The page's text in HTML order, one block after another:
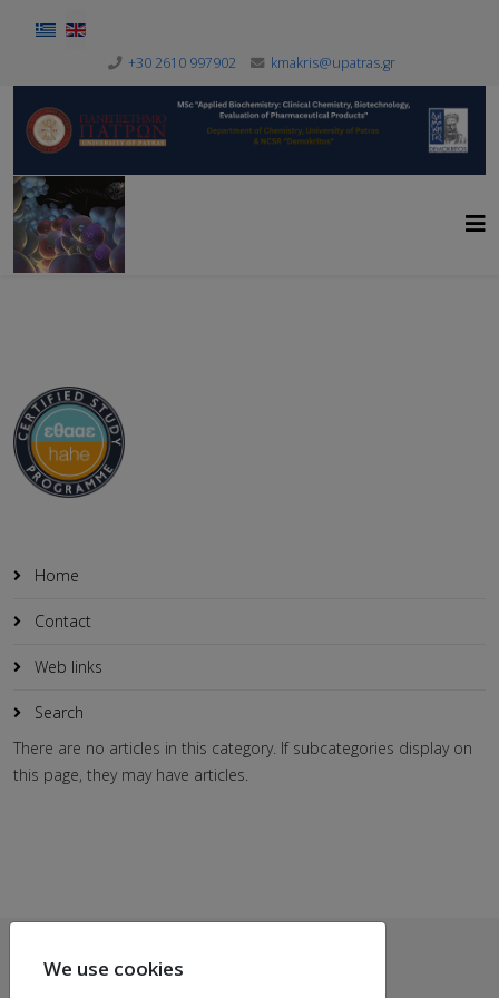
Select your language
+30 2610 997902 kmakris@upatras.gr
Home
Contact
Web links
Search
There are no articles in this category. If subcategories display on
this page, they may have articles.
We use cookies